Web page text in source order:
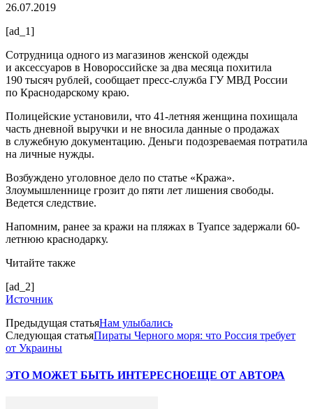
26.07.2019
[ad_1]
Сотрудница одного из магазинов женской одежды
и аксессуаров в Новороссийске за два месяца похитила
190 тысяч рублей, сообщает пресс-служба ГУ МВД России
по Краснодарскому краю.
Полицейские установили, что 41-летняя женщина похищала
часть дневной выручки и не вносила данные о продажах
в служебную документацию. Деньги подозреваемая потратила
на личные нужды.
Возбуждено уголовное дело по статье «Кража».
Злоумышленнице грозит до пяти лет лишения свободы.
Ведется следствие.
Напомним, ранее за кражи на пляжах в Туапсе задержали 60-
летнюю краснодарку.
Читайте также
[ad_2]
Источник
Предыдущая статьяНам улыбались
Следующая статьяПираты Черного моря: что Россия требует
от Украины
ЭТО МОЖЕТ БЫТЬ ИНТЕРЕСНОЕЩЕ ОТ АВТОРА